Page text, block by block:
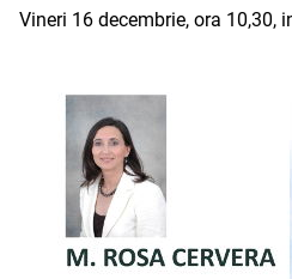
Vineri 16 decembrie, ora 10,30,